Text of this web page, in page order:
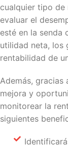
cualquier tipo de
evaluar el
esté en la senda
utilidad neta, los
rentabilidad de
Además,
mejora y
monitorear la
siguientes